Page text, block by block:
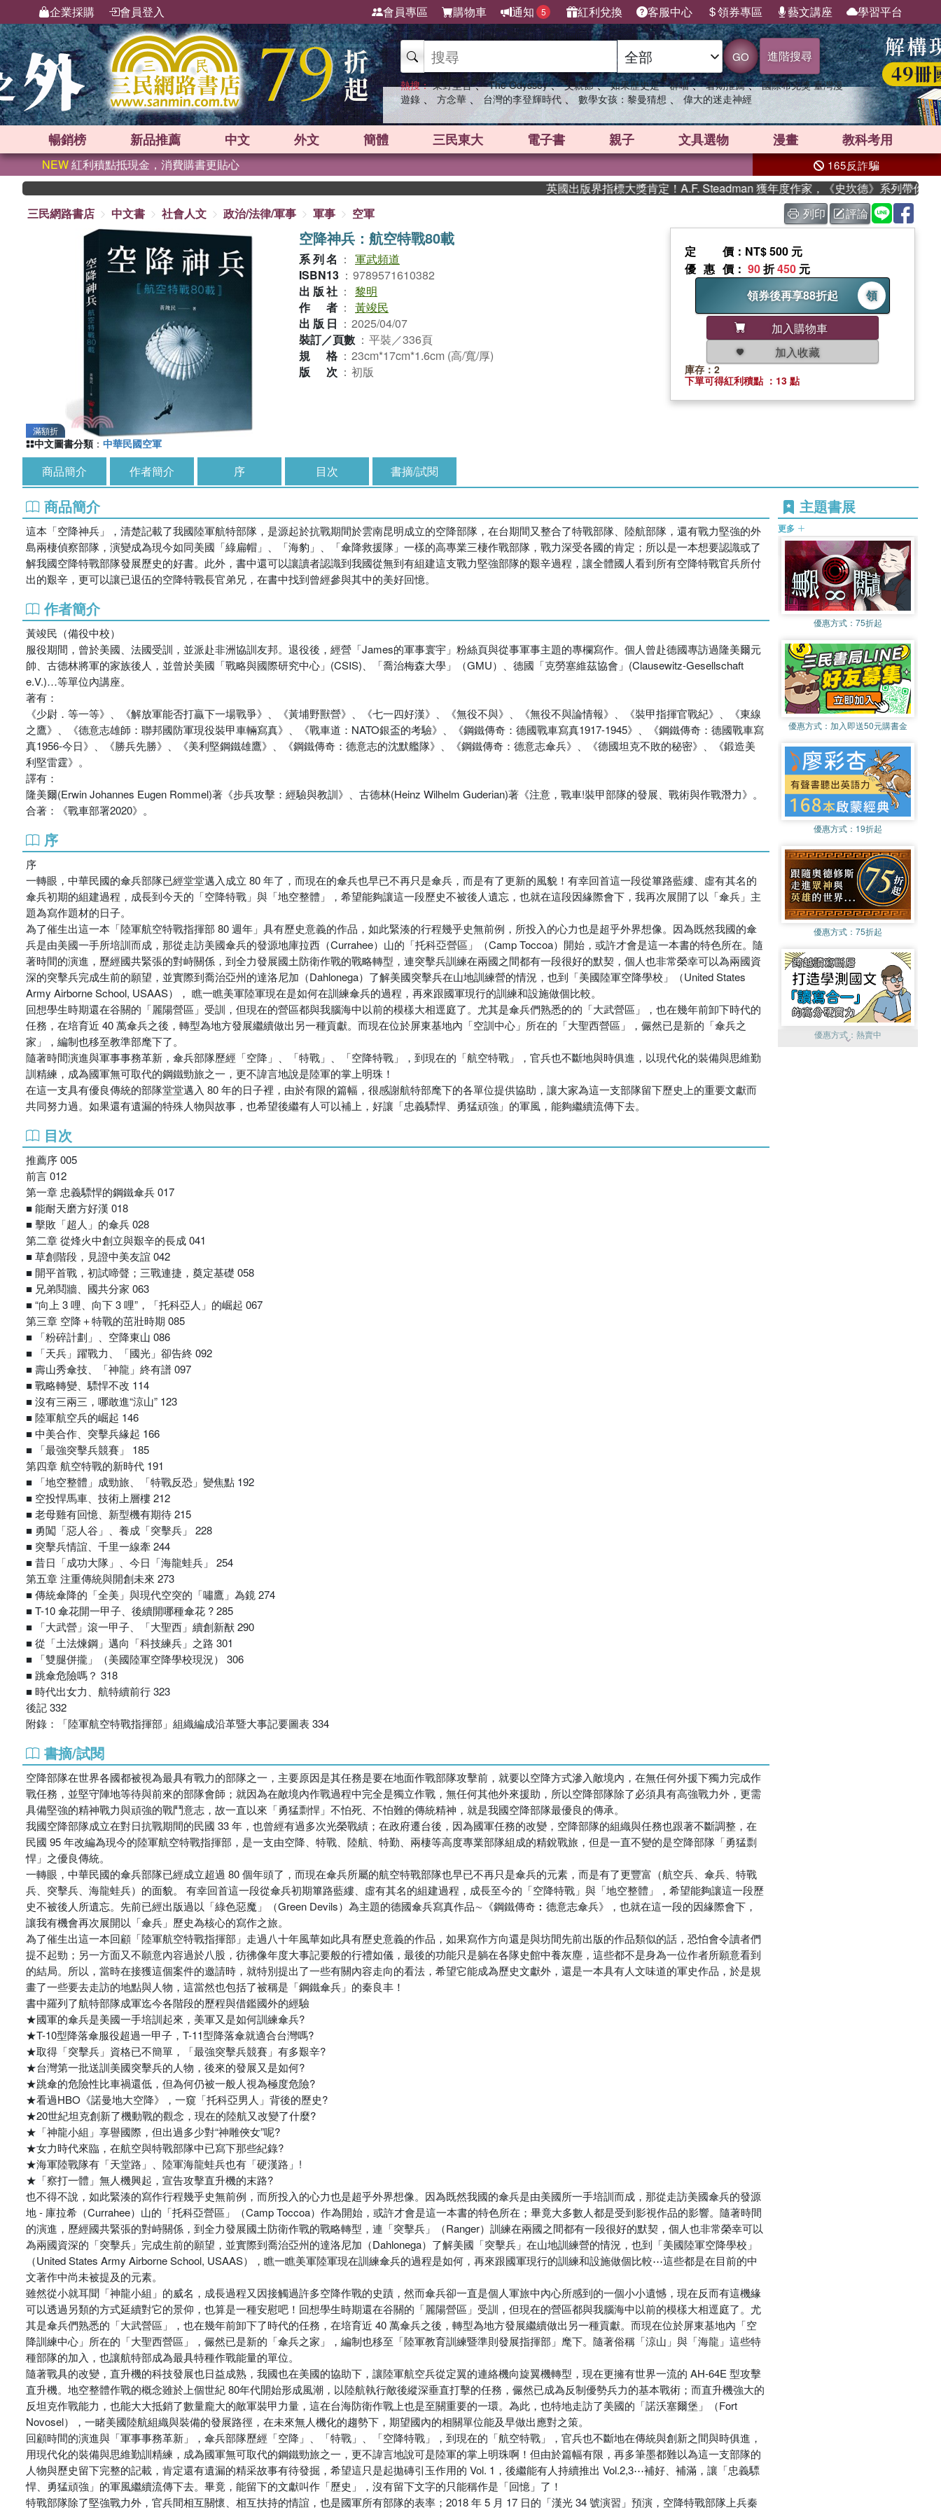
企業採購 會員登入 會員專區 購物車 通知 5 紅利兌換 客服中心 領券專區 藝文講座 學習平台
GO 進階搜尋
熱搜： 東野圭吾 、 The Odyssey 、 父親節 、 如果歷史是一群喵 、 暑期推薦 、 國際布克獎 臺灣漫
遊錄 、 方念華 、 台灣的李登輝時代 、 數學女孩：黎曼猜想 、 偉大的迷走神經
暢銷榜 新品推薦 中文 外文 簡體 三民東大 電子書 親子 文具選物 漫畫 教科考用
NEW紅利積點抵現金，消費購書更貼心 165反詐騙
英國出版界指標大獎肯定！A.F. Steadman 獲年度作家，《史坎德》系列帶你踏上熱血奇幻
三民網路書店
中文書 社會人文 政治/法律/軍事 軍事 空軍 列印 評論
滿額折
空降神兵：航空特戰80載
系列名 ： 軍武頻道
ISBN13 ： 9789571610382
出版社 ： 黎明
作者 ： 黃竣民
出版日 ： 2025/04/07
裝訂／頁數 ： 平裝／336頁
規格 ： 23cm*17cm*1.6cm (高/寬/厚)
版次 ： 初版
定價 ：NT$ 500 元
優惠價 ： 90折450 元
領券後再享88折起
領
加入購物車
加入收藏
庫存：2
下單可得紅利積點 ：13 點
中文圖書分類 ： 中華民國空軍
商品簡介 作者簡介 序 目次 書摘/試閱
商品簡介
這本「空降神兵」，清楚記載了我國陸軍航特部隊，是源起於抗戰期間於雲南昆明成立的空降部隊，在台期間又整合了特戰部隊、陸航部隊，還有戰力堅強的外
島兩棲偵察部隊，演變成為現今如同美國「綠扁帽」、「海豹」、「傘降救援隊」一樣的高專業三棲作戰部隊，戰力深受各國的肯定；所以是一本想要認識或了
解我國空降特戰部隊發展歷史的好書。此外，書中還可以讓讀者認識到我國從無到有組建這支戰力堅強部隊的艱辛過程，讓全體國人看到所有空降特戰官兵所付
出的艱辛，更可以讓已退伍的空降特戰長官弟兄，在書中找到曾經參與其中的美好回憶。
作者簡介
黃竣民（備役中校）
服役期間，曾於美國、法國受訓，並派赴非洲協訓友邦。退役後，經營「James的軍事寰宇」粉絲頁與從事軍事主題的專欄寫作。個人曾赴德國專訪過隆美爾元
帥、古德林將軍的家族後人，並曾於美國「戰略與國際研究中心」(CSIS)、「喬治梅森大學」（GMU）、德國「克勞塞維茲協會」(Clausewitz-Gesellschaft
e.V.)…等單位內講座。
著有：
《少尉．等一等》、《解放軍能否打贏下一場戰爭》、《黃埔野獸營》、《七一四好漢》、《無役不與》、《無役不與論情報》、《裝甲指揮官戰紀》、《東線
之鷹》、《德意志雄師：聯邦國防軍現役裝甲車輛寫真》、《戰車道：NATO銀盃的考驗》、《鋼鐵傳奇：德國戰車寫真1917-1945》、《鋼鐵傳奇：德國戰車寫
真1956-今日》、《勝兵先勝》、《美利堅鋼鐵雄鷹》、《鋼鐵傳奇：德意志的沈默艦隊》、《鋼鐵傳奇：德意志傘兵》、《德國坦克不敗的秘密》、《鍛造美
利堅雷霆》。
譯有：
隆美爾(Erwin Johannes Eugen Rommel)著《步兵攻擊：經驗與教訓》、古德林(Heinz Wilhelm Guderian)著《注意，戰車!裝甲部隊的發展、戰術與作戰潛力》。
合著：《戰車部署2020》。
序
序
一轉眼，中華民國的傘兵部隊已經堂堂邁入成立 80 年了，而現在的傘兵也早已不再只是傘兵，而是有了更新的風貌！有幸回首這一段從篳路藍縷、虛有其名的
傘兵初期的組建過程，成長到今天的「空降特戰」與「地空整體」，希望能夠讓這一段歷史不被後人遺忘，也就在這段因緣際會下，我再次展開了以「傘兵」主
題為寫作題材的日子。
為了催生出這一本「陸軍航空特戰指揮部 80 週年」具有歷史意義的作品，如此緊湊的行程幾乎史無前例，所投入的心力也是超乎外界想像。因為既然我國的傘
兵是由美國一手所培訓而成，那從走訪美國傘兵的發源地庫拉西（Currahee）山的「托科亞營區」（Camp Toccoa）開始，或許才會是這一本書的特色所在。隨
著時間的演進，歷經國共緊張的對峙關係，到全力發展國土防衛作戰的戰略轉型，連突擊兵訓練在兩國之間都有一段很好的默契，個人也非常榮幸可以為兩國資
深的突擊兵完成生前的願望，並實際到喬治亞州的達洛尼加（Dahlonega）了解美國突擊兵在山地訓練營的情況，也到「美國陸軍空降學校」（United States
Army Airborne School, USAAS）， 瞧一瞧美軍陸軍現在是如何在訓練傘兵的過程，再來跟國軍現行的訓練和設施做個比較。
回想學生時期還在谷關的「麗陽營區」受訓，但現在的營區都與我腦海中以前的模樣大相逕庭了。尤其是傘兵們熟悉的的「大武營區」，也在幾年前卸下時代的
任務，在培育近 40 萬傘兵之後，轉型為地方發展繼續做出另一種貢獻。而現在位於屏東基地內「空訓中心」所在的「大聖西營區」，儼然已是新的「傘兵之
家」，編制也移至教準部麾下了。
隨著時間演進與軍事事務革新，傘兵部隊歷經「空降」、「特戰」、「空降特戰」，到現在的「航空特戰」，官兵也不斷地與時俱進，以現代化的裝備與思維勤
訓精練，成為國軍無可取代的鋼鐵勁旅之一，更不諱言地說是陸軍的掌上明珠！
在這一支具有優良傳統的部隊堂堂邁入 80 年的日子裡，由於有限的篇幅，很感謝航特部麾下的各單位提供協助，讓大家為這一支部隊留下歷史上的重要文獻而
共同努力過。如果還有遺漏的特殊人物與故事，也希望後繼有人可以補上，好讓「忠義驃悍、勇猛頑強」的軍風，能夠繼續流傳下去。
目次
推薦序 005
前言 012
第一章 忠義驃悍的鋼鐵傘兵 017
■ 能耐天磨方好漢 018
■ 擊敗「超人」的傘兵 028
第二章 從烽火中創立與艱辛的長成 041
■ 草創階段，見證中美友誼 042
■ 開平首戰，初試啼聲；三戰連捷，奠定基礎 058
■ 兄弟鬩牆、國共分家 063
■ “向上 3 哩、向下 3 哩”，「托科亞人」的崛起 067
第三章 空降＋特戰的茁壯時期 085
■ 「粉碎計劃」、空降東山 086
■ 「天兵」躍戰力、「國光」卻告終 092
■ 壽山秀傘技、「神龍」終有譜 097
■ 戰略轉變、驃悍不改 114
■ 沒有三兩三，哪敢進“涼山” 123
■ 陸軍航空兵的崛起 146
■ 中美合作、突擊兵緣起 166
■ 「最強突擊兵競賽」 185
第四章 航空特戰的新時代 191
■ 「地空整體」成勁旅、「特戰反恐」變焦點 192
■ 空投悍馬車、技術上層樓 212
■ 老母雞有回憶、新型機有期待 215
■ 勇闖「惡人谷」、養成「突擊兵」 228
■ 突擊兵情誼、千里一線牽 244
■ 昔日「成功大隊」、今日「海龍蛙兵」 254
第五章 注重傳統與開創未來 273
■ 傳統傘降的「全美」與現代空突的「嘯鷹」為鏡 274
■ T-10 傘花開一甲子、後續開哪種傘花 ? 285
■ 「大武營」滾一甲子、「大聖西」續創新猷 290
■ 從「土法煉鋼」邁向「科技練兵」之路 301
■ 「雙腿併攏」（美國陸軍空降學校現況） 306
■ 跳傘危險嗎？ 318
■ 時代出女力、航特續前行 323
後記 332
附錄：「陸軍航空特戰指揮部」組織編成沿革暨大事記要圖表 334
書摘/試閱
空降部隊在世界各國都被視為最具有戰力的部隊之一，主要原因是其任務是要在地面作戰部隊攻擊前，就要以空降方式滲入敵境內，在無任何外援下獨力完成作
戰任務，並堅守陣地等待與前來的部隊會師；就因為在敵境內作戰過程中完全是獨立作戰，無任何其他外來援助，所以空降部隊除了必須具有高強戰力外，更需
具備堅強的精神戰力與頑強的戰鬥意志，故一直以來「勇猛剽悍」不怕死、不怕難的傳統精神，就是我國空降部隊最優良的傳承。
我國空降部隊成立在對日抗戰期間的民國 33 年，也曾經有過多次光榮戰績；在政府遷台後，因為國軍任務的改變，空降部隊的組織與任務也跟著不斷調整，在
民國 95 年改編為現今的陸軍航空特戰指揮部，是一支由空降、特戰、陸航、特勤、兩棲等高度專業部隊組成的精銳戰旅，但是一直不變的是空降部隊「勇猛剽
悍」之優良傳統。
一轉眼，中華民國的傘兵部隊已經成立超過 80 個年頭了，而現在傘兵所屬的航空特戰部隊也早已不再只是傘兵的元素，而是有了更豐富（航空兵、傘兵、特戰
兵、突擊兵、海龍蛙兵）的面貌。 有幸回首這一段從傘兵初期篳路藍縷、虛有其名的組建過程，成長至今的「空降特戰」與「地空整體」，希望能夠讓這一段歷
史不被後人所遺忘。先前已經出版過以「綠色惡魔」（Green Devils）為主題的德國傘兵寫真作品∼《鋼鐵傳奇︰德意志傘兵》，也就在這一段的因緣際會下，
讓我有機會再次展開以「傘兵」歷史為核心的寫作之旅。
為了催生出這一本回顧「陸軍航空特戰指揮部」走過八十年風華如此具有歷史意義的作品，如果寫作方向還是與坊間先前出版的作品類似的話，恐怕會令讀者們
提不起勁；另一方面又不願意內容過於八股，彷彿像年度大事記要般的行禮如儀，最後的功能只是躺在各隊史館中養灰塵，這些都不是身為一位作者所願意看到
的結局。所以，當時在接獲這個案件的邀請時，就特別提出了一些有關內容走向的看法，希望它能成為歷史文獻外，還是一本具有人文味道的軍史作品，於是規
畫了一些要去走訪的地點與人物，這當然也包括了被稱是「鋼鐵傘兵」的秦良丰！
書中羅列了航特部隊成軍迄今各階段的歷程與借鑑國外的經驗
★國軍的傘兵是美國一手培訓起來，美軍又是如何訓練傘兵?
★T-10型降落傘服役超過一甲子，T-11型降落傘就適合台灣嗎?
★取得「突擊兵」資格已不簡單，「最強突擊兵競賽」有多艱辛?
★台灣第一批送訓美國突擊兵的人物，後來的發展又是如何?
★跳傘的危險性比車禍還低，但為何仍被一般人視為極度危險?
★看過HBO《諾曼地大空降》，一窺「托科亞男人」背後的歷史?
★20世紀坦克創新了機動戰的觀念，現在的陸航又改變了什麼?
★「神龍小組」享譽國際，但出過多少對“神雕俠女”呢?
★女力時代來臨，在航空與特戰部隊中已寫下那些紀錄?
★海軍陸戰隊有「天堂路」、陸軍海龍蛙兵也有「硬漢路」!
★「察打一體」無人機興起，宣告攻擊直升機的末路?
也不得不說，如此緊湊的寫作行程幾乎史無前例，而所投入的心力也是超乎外界想像。因為既然我國的傘兵是由美國所一手培訓而成，那從走訪美國傘兵的發源
地 - 庫拉希（Currahee）山的「托科亞營區」（Camp Toccoa）作為開始，或許才會是這一本書的特色所在；畢竟大多數人都是受到影視作品的影響。隨著時間
的演進，歷經國共緊張的對峙關係，到全力發展國土防衛作戰的戰略轉型，連「突擊兵」（Ranger）訓練在兩國之間都有一段很好的默契，個人也非常榮幸可以
為兩國資深的「突擊兵」完成生前的願望，並實際到喬治亞州的達洛尼加（Dahlonega）了解美國「突擊兵」在山地訓練營的情況，也到「美國陸軍空降學校」
（United States Army Airborne School, USAAS），瞧一瞧美軍陸軍現在訓練傘兵的過程是如何，再來跟國軍現行的訓練和設施做個比較⋯這些都是在目前的中
文著作中尚未被提及的元素。
雖然從小就耳聞「神龍小組」的威名，成長過程又因接觸過許多空降作戰的史蹟，然而傘兵卻一直是個人軍旅中內心所感到的一個小小遺憾，現在反而有這機緣
可以透過另類的方式延續對它的景仰，也算是一種安慰吧！回想學生時期還在谷關的「麗陽營區」受訓，但現在的營區都與我腦海中以前的模樣大相逕庭了。尤
其是傘兵們熟悉的「大武營區」，也在幾年前卸下了時代的任務，在培育近 40 萬傘兵之後，轉型為地方發展繼續做出另一種貢獻。而現在位於屏東基地內「空
降訓練中心」所在的「大聖西營區」，儼然已是新的「傘兵之家」，編制也移至「陸軍教育訓練暨準則發展指揮部」麾下。隨著俗稱「涼山」與「海龍」這些特
種部隊的加入，也讓航特部成為最具特種作戰能量的單位。
隨著戰具的改變，直升機的科技發展也日益成熟，我國也在美國的協助下，讓陸軍航空兵從定翼的連絡機向旋翼機轉型，現在更擁有世界一流的 AH-64E 型攻擊
直升機。地空整體作戰的概念雖於上個世紀 80年代開始形成風潮，以陸航執行敵後縱深垂直打擊的任務，儼然已成為反制優勢兵力的基本戰術；而直升機強大的
反坦克作戰能力，也能大大抵銷了數量龐大的敵軍裝甲力量，這在台海防衛作戰上也是至關重要的一環。為此，也特地走訪了美國的「諾沃塞爾堡」（Fort
Novosel），一睹美國陸航組織與裝備的發展路徑，在未來無人機化的趨勢下，期望國內的相關單位能及早做出應對之策。
回顧時間的演進與「軍事事務革新」，傘兵部隊歷經「空降」、「特戰」、「空降特戰」，到現在的「航空特戰」，官兵也不斷地在傳統與創新之間與時俱進，
用現代化的裝備與思維勤訓精練，成為國軍無可取代的鋼鐵勁旅之一，更不諱言地說可是陸軍的掌上明珠啊！但由於篇幅有限，再多筆墨都難以為這一支部隊的
人物與歷史留下完整的記載，肯定還有遺漏的精采故事有待發掘，希望這只是起拋磚引玉作用的 Vol. 1，後繼能有人持續推出 Vol.2,3⋯補好、補滿，讓「忠義驃
悍、勇猛頑強」的軍風繼續流傳下去。畢竟，能留下的文獻叫作「歷史」，沒有留下文字的只能稱作是「回憶」了！
特戰部隊除了堅強戰力外，官兵間相互關懷、相互扶持的情誼，也是國軍所有部隊的表率；2018 年 5 月 17 日的「漢光 34 號演習」預演，空降特戰部隊上兵秦
主題書展
更多
優惠方式： 75折起
優惠方式： 加入即送50元購書金
優惠方式： 19折起
優惠方式： 75折起
優惠方式： 熱賣中